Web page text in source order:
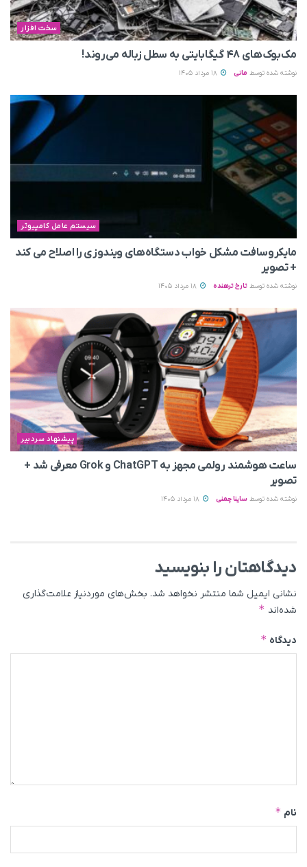
سخت افزار
مک‌بوک‌های ۴۸ گیگابایتی به سطل زباله می‌روند!
نوشته شده توسط مانی
سیستم عامل کامپیوتر
مایکروسافت مشکل خواب دستگاه‌های ویندوزی را اصلاح می‌ کند
+ تصویر
نوشته شده توسط تارخ ترهنده
پیشنهاد سردبیر
ساعت هوشمند رولمی مجهز به ChatGPT و Grok معرفی شد +
تصویر
نوشته شده توسط ساینا چمنی
دیدگاهتان را بنویسید
نشانی ایمیل شما منتشر نخواهد شد. بخش‌های موردنیاز علامت‌گذاری
شده‌اند *
دیدگاه *
نام *